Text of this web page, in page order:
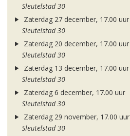
Sleutelstad 30
Zaterdag 27 december, 17.00 uur
Sleutelstad 30
Zaterdag 20 december, 17.00 uur
Sleutelstad 30
Zaterdag 13 december, 17.00 uur
Sleutelstad 30
Zaterdag 6 december, 17.00 uur
Sleutelstad 30
Zaterdag 29 november, 17.00 uur
Sleutelstad 30